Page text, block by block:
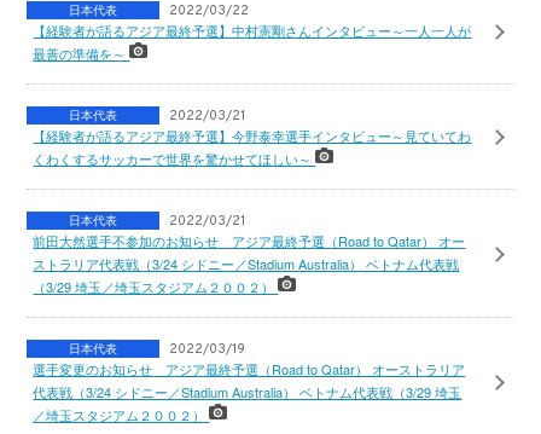
日本代表 2022/03/22
【経験者が語るアジア最終予選】中村憲剛さんインタビュー～一人一人が
最善の準備を～
日本代表 2022/03/21
【経験者が語るアジア最終予選】今野泰幸選手インタビュー～見ていてわ
くわくするサッカーで世界を驚かせてほしい～
日本代表 2022/03/21
前田大然選手不参加のお知らせ アジア最終予選（Road to Qatar） オー
ストラリア代表戦（3/24 シドニー／Stadium Australia） ベトナム代表戦
（3/29 埼玉／埼玉スタジアム２００２）
日本代表 2022/03/19
選手変更のお知らせ アジア最終予選（Road to Qatar） オーストラリア
代表戦（3/24 シドニー／Stadium Australia） ベトナム代表戦（3/29 埼玉
／埼玉スタジアム２００２）